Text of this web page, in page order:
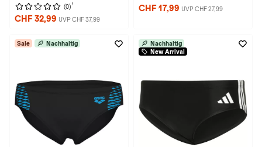
(0) 1
CHF 32,99 UVP CHF 37,99
CHF 17,99 UVP CHF 27,99
Sale Nachhaltig
Nachhaltig
New Arrival